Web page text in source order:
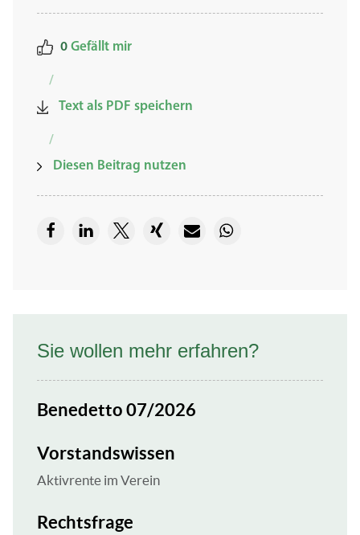
0 Gefällt mir
/
Text als PDF speichern
/
Diesen Beitrag nutzen
Sie wollen mehr erfahren?
Benedetto 07/2026
Vorstandswissen
Aktivrente im Verein
Rechtsfrage